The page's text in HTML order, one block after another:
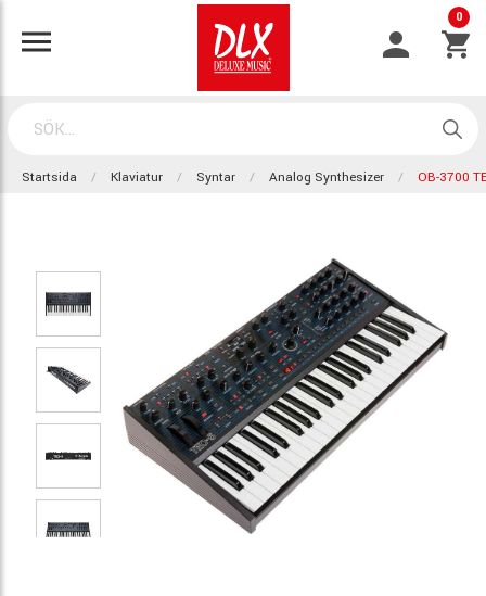
0
Startsida Klaviatur Syntar Analog Synthesizer OB-3700